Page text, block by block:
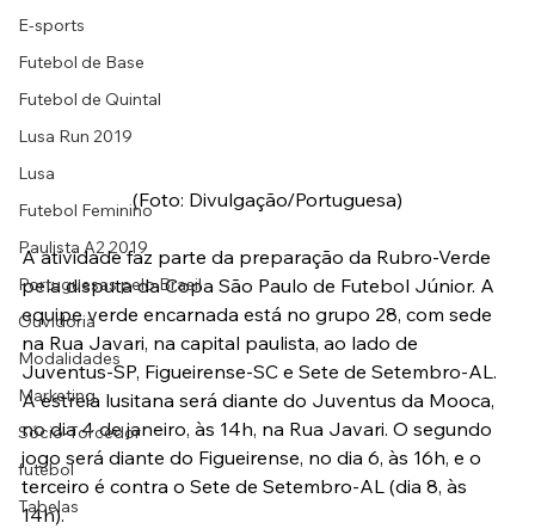
E-sports
Futebol de Base
Futebol de Quintal
Lusa Run 2019
Lusa
Futebol Feminino
Paulista A2 2019
Portuguesas pelo Brasil
Ouvidoria
Modalidades
Marketing
Sócio-Torcedor
futebol
Tabelas
(Foto: Divulgação/Portuguesa)
A atividade faz parte da preparação da Rubro-Verde
pela disputa da Copa São Paulo de Futebol Júnior. A
equipe verde encarnada está no grupo 28, com sede
na Rua Javari, na capital paulista, ao lado de
Juventus-SP, Figueirense-SC e Sete de Setembro-AL.
A estreia lusitana será diante do Juventus da Mooca,
no dia 4 de janeiro, às 14h, na Rua Javari. O segundo
jogo será diante do Figueirense, no dia 6, às 16h, e o
terceiro é contra o Sete de Setembro-AL (dia 8, às
14h).